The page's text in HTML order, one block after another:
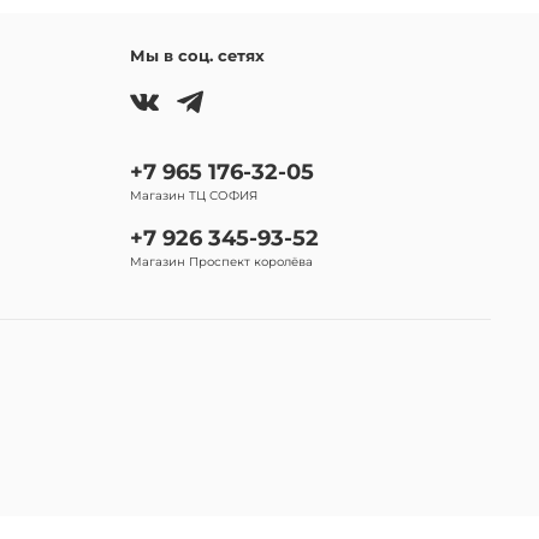
Мы в соц. сетях
+7 965 176-32-05
Магазин ТЦ СОФИЯ
+7 926 345-93-52
Магазин Проспект королёва